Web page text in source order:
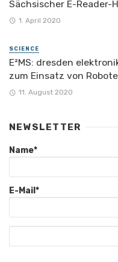
Sächsischer E-
1. April 2020
SCIENCE
E²MS: dresden
zum Einsatz von
11. August 2020
NEWSLETTER
Name*
E-Mail*